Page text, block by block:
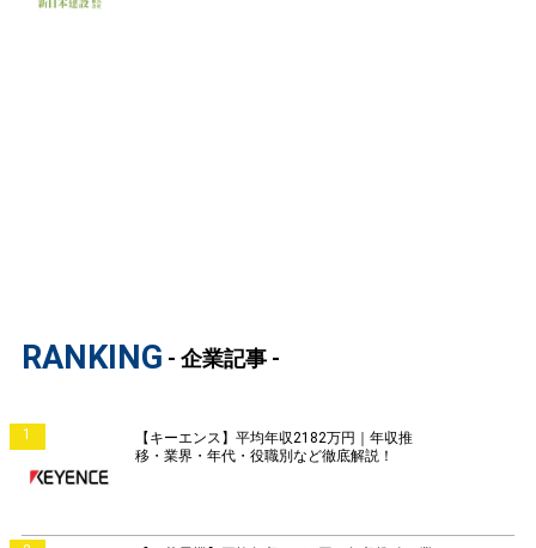
RANKING - 企業記事 -
1
【キーエンス】平均年収2182万円｜年収推
移・業界・年代・役職別など徹底解説！